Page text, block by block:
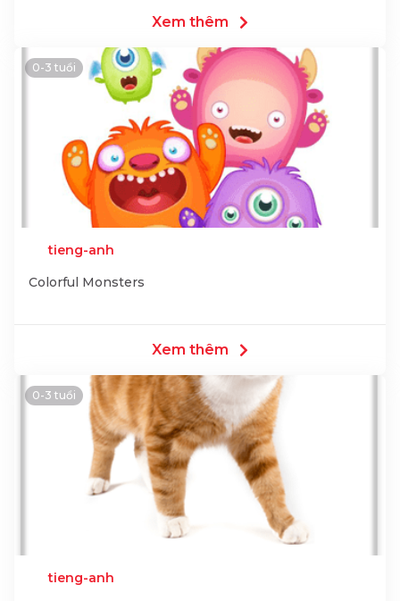
Xem thêm
0-3 tuổi
tieng-anh
Colorful Monsters
Xem thêm
0-3 tuổi
tieng-anh